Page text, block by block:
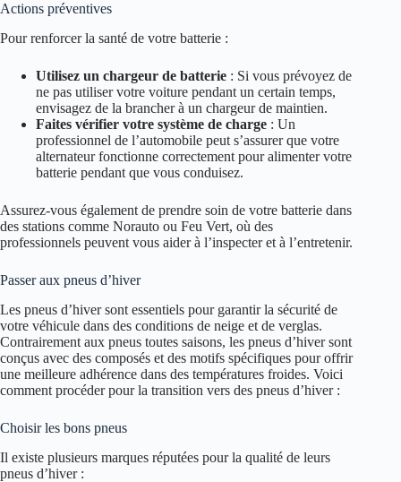
Actions préventives
Pour renforcer la santé de votre batterie :
Utilisez un chargeur de batterie : Si vous prévoyez de
ne pas utiliser votre voiture pendant un certain temps,
envisagez de la brancher à un chargeur de maintien.
Faites vérifier votre système de charge : Un
professionnel de l’automobile peut s’assurer que votre
alternateur fonctionne correctement pour alimenter votre
batterie pendant que vous conduisez.
Assurez-vous également de prendre soin de votre batterie dans
des stations comme Norauto ou Feu Vert, où des
professionnels peuvent vous aider à l’inspecter et à l’entretenir.
Passer aux pneus d’hiver
Les pneus d’hiver sont essentiels pour garantir la sécurité de
votre véhicule dans des conditions de neige et de verglas.
Contrairement aux pneus toutes saisons, les pneus d’hiver sont
conçus avec des composés et des motifs spécifiques pour offrir
une meilleure adhérence dans des températures froides. Voici
comment procéder pour la transition vers des pneus d’hiver :
Choisir les bons pneus
Il existe plusieurs marques réputées pour la qualité de leurs
pneus d’hiver :